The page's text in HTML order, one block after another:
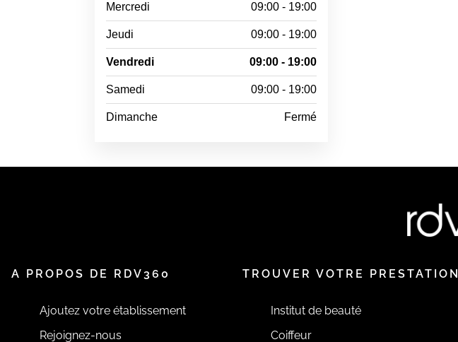
Mercredi 09:00 - 19:00
Jeudi 09:00 - 19:00
Vendredi 09:00 - 19:00
Samedi 09:00 - 19:00
Dimanche Fermé
A PROPOS DE RDV360
Ajoutez votre établissement
Rejoignez-nous
TROUVER VOTRE PRESTATION
Institut de beauté
Coiffeur